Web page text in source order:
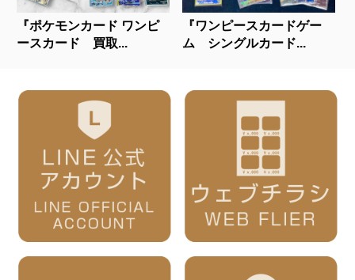
『ポケモンカード ワンピ
ースカード 買取...
『ワンピースカードゲー
ム シングルカード...